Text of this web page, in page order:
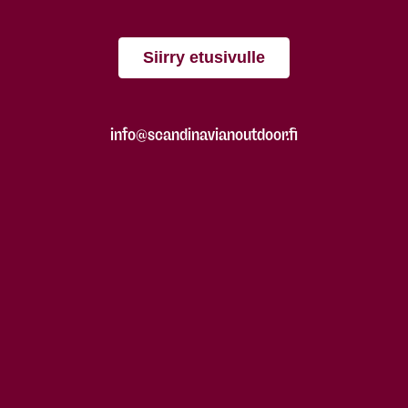
Siirry etusivulle
info@scandinavianoutdoor.fi